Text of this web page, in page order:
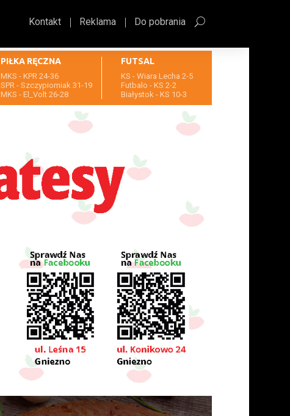
Kontakt Reklama Do pobrania
PIŁKA RĘCZNA
MKS - KPR 24-36
SPR - Szczypiorniak 31-19
MKS - El_Volt 26-28
FUTSAL
KS - Wiara Lecha 2-5
Futbalo - KS 2-2
Białystok - KS 10-3